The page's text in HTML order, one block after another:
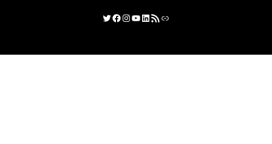
X Facebook
Instagram
YouTube
LinkedIn
RSS 資訊提供連結